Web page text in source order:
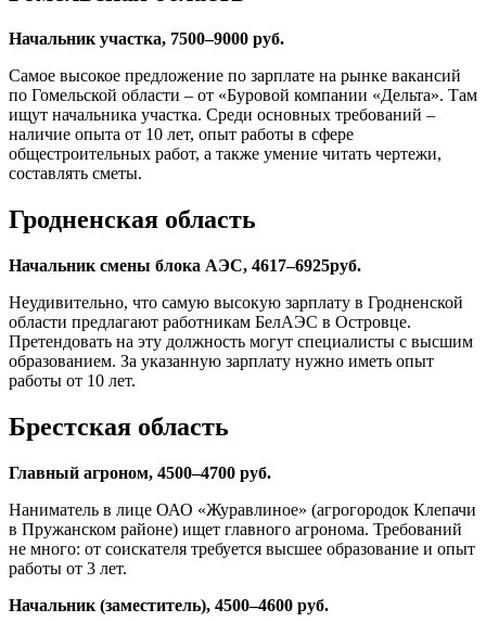
Начальник участка, 7500–9000 руб.
Самое высокое предложение по зарплате на рынке вакансий
по Гомельской области – от «Буровой компании «Дельта». Там
ищут начальника участка. Среди основных требований –
наличие опыта от 10 лет, опыт работы в сфере
общестроительных работ, а также умение читать чертежи,
составлять сметы.
Гродненская область
Начальник смены блока АЭС, 4617–6925руб.
Неудивительно, что самую высокую зарплату в Гродненской
области предлагают работникам БелАЭС в Островце.
Претендовать на эту должность могут специалисты с высшим
образованием. За указанную зарплату нужно иметь опыт
работы от 10 лет.
Брестская область
Главный агроном, 4500–4700 руб.
Наниматель в лице ОАО «Журавлиное» (агрогородок Клепачи
в Пружанском районе) ищет главного агронома. Требований
не много: от соискателя требуется высшее образование и опыт
работы от 3 лет.
Начальник (заместитель), 4500–4600 руб.